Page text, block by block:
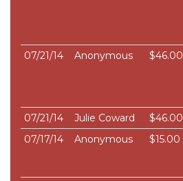
07/21/14
Anonymous $46.00
07/21/14
Julie Coward $46.00
07/17/14
Anonymous $15.00